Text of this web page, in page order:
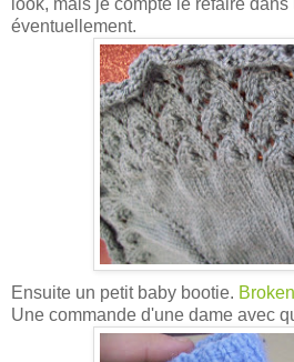
look, mais je compte le refaire
éventuellement.
Ensuite un petit baby bootie.
Une commande d'une dame avec